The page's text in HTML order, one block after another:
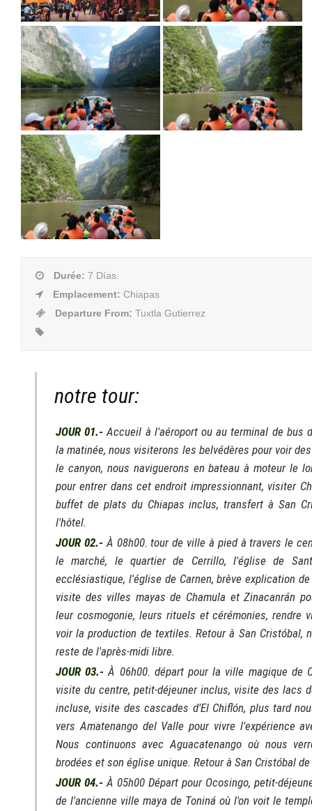
Durée: 7 Días.
Emplacement: Chiapas
Departure From: Tuxtla Gutierrez
notre tour:
JOUR 01.- Accueil à l'aéroport ou au terminal de bus
la matinée, nous visiterons les belvédères pour voir
le canyon, nous naviguerons en bateau à moteur le
pour entrer dans cet endroit impressionnant, visiter
buffet de plats du Chiapas inclus, transfert à San
l'hôtel.
JOUR 02.- À 08h00. tour de ville à pied à travers le
le marché, le quartier de Cerrillo, l'église de
ecclésiastique, l'église de Carnen, brève explication
visite des villes mayas de Chamula et Zinacanrán
leur cosmogonie, leurs rituels et cérémonies, rendre
voir la production de textiles. Retour à San Cristóbal,
reste de l'après-midi libre.
JOUR 03.- À 06h00. départ pour la ville magique de
visite du centre, petit-déjeuner inclus, visite des lacs
incluse, visite des cascades d'El Chiflón, plus tard
vers Amatenango del Valle pour vivre l'expérience
Nous continuons avec Aguacatenango où nous
brodées et son église unique. Retour à San Cristóbal
JOUR 04.- À 05h00 Départ pour Ocosingo, petit-
de l'ancienne ville maya de Toniná où l'on voit le